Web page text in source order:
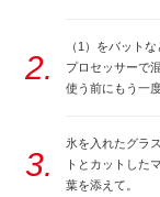
2.
（1）をバット
プロセッサーで
使う前にもう一
3.
氷を入れたグラ
トとカットした
葉を添えて。